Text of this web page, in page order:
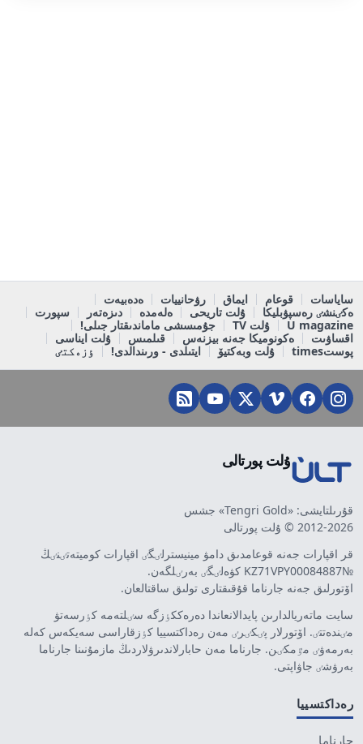
ساياسات قوعام ايماق رۋحانييات
ەدەبيەت
ەكٸنشٸ رەسپۋبليكا
ۇلت تاريحى ەلەمدە دىزەتەر
سپورت
U magazine
ۇلت TV
جۇمىسشى ماماندىقتار جىلى!
اقساۋىت
ەكونوميكا جەنە بيزنەس قىلمىس
ۇلت ايناسى
پوستtimes
ۇلت وبەكتيۆ ايتىلدى - ورىندالدى! ٶزەكتٸ
ۇلت پورتالى
قۇرىلتايشى: «Tengri Gold» جشس
2012-2026 © ۇلت پورتالى
قر اقپارات جەنە قوعامدىق دامۋ مينيسترلٸگٸ اقپارات كوميتەتٸنٸڭ
№KZ71VPY00084887 كۋەلٸگٸ بەرٸلگەن.
اۆتورلىق جەنە جارناما قۇقىقتارى تولىق ساقتالعان.
سايت ماتەريالدارىن پايدالانعاندا دەرەككٶزگە سٸلتەمە كٶرسەتۋ
مٸندەتتٸ. اۆتورلار پٸكٸرٸ مەن رەداكتسييا كٶزقاراسى سەيكەس كەلە
بەرمەۋٸ مٷمكٸن. جارناما مەن حابارلاندىرۋلاردىڭ مازمۇنىنا جارناما
بەرۋشٸ جاۋاپتى.
رەداكتسييا
جارناما